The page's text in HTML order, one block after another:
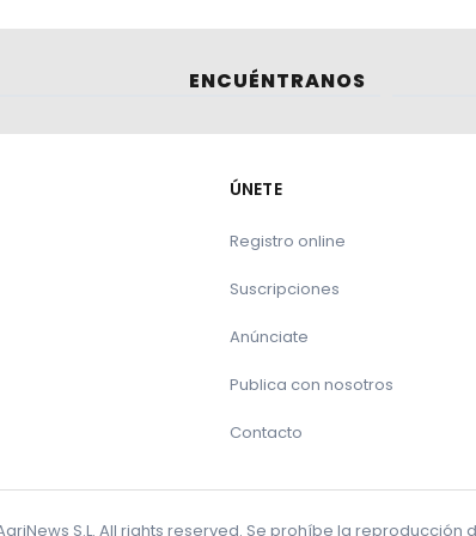
ganaderas.
de 8 de febrero:
animal, reconocidos de acuerdo con el
ensayos colaborativos y validaciones con
las recomendaciones de los Centros de
que se desarrollen por los centros de
ENCUÉNTRANOS
ÚNETE
Registro online
Suscripciones
Anúnciate
Publica con nosotros
Contacto
S.L. All rights reserved. Se prohíbe la